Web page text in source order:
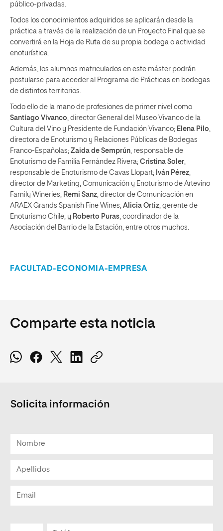
público-privadas.
Todos los conocimientos adquiridos se aplicarán desde la
práctica a través de la realización de un Proyecto Final que se
convertirá en la Hoja de Ruta de su propia bodega o actividad
enoturística.
Además, los alumnos matriculados en este máster podrán
postularse para acceder al Programa de Prácticas en bodegas
de distintos territorios.
Todo ello de la mano de profesiones de primer nivel como
Santiago Vivanco , director General del Museo Vivanco de la
Cultura del Vino y Presidente de Fundación Vivanco; Elena Pilo
directora de Enoturismo y Relaciones Públicas de Bodegas
Franco-Españolas; Zaida de Semprún , responsable de
Enoturismo de Familia Fernández Rivera; Cristina Soler
responsable de Enoturismo de Cavas Llopart; Iván Pérez
director de Marketing, Comunicación y Enoturismo de Artevino
Family Wineries; Remi Sanz , director de Comunicación en
ARAEX Grands Spanish Fine Wines; Alicia Ortiz , gerente de
Enoturismo Chile; y Roberto Puras , coordinador de la
Asociación del Barrio de la Estación, entre otros muchos.
FACULTAD-ECONOMIA-EMPRESA
Comparte esta noticia
Solicita información